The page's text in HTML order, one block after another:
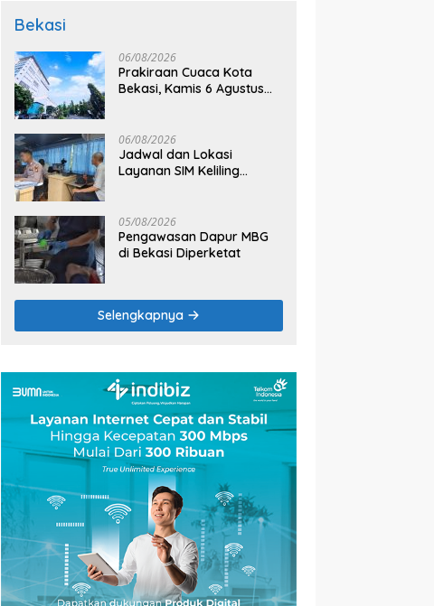
Bekasi
06/08/2026
Prakiraan Cuaca Kota
Bekasi, Kamis 6 Agustus
06/08/2026
Jadwal dan Lokasi
Layanan SIM Keliling
05/08/2026
Pengawasan Dapur MBG
di Bekasi Diperketat
Selengkapnya